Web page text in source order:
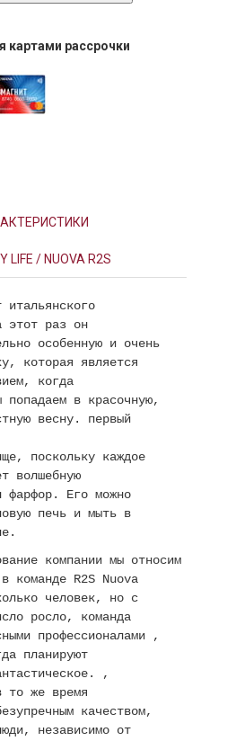
картами рассрочки
LIFE / NUOVA R2S
этот раз он
особенную и очень
которая является
когда
в красочную,
весну. первый
поскольку каждое
волшебную
фарфор. Его можно
печь и мыть в
компании мы относим
команде R2S Nuova
человек, но с
росло, команда
профессионалами ,
планируют
,
то же время
качеством,
независимо от